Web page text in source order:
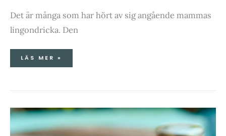
Det är många som har hört av sig angående mammas
lingondricka. Den
LÄS MER »
PÄRONMARMELAD
MED
VALNÖTTER